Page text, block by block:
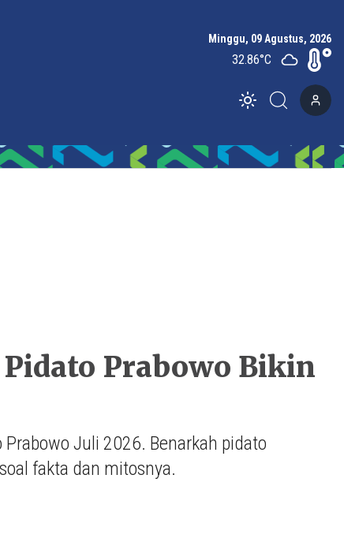
Minggu, 09 Agustus, 2026
32.86°C
Toggle theme
Prabowo Bikin
Juli 2026. Benarkah pidato
fakta dan mitosnya.